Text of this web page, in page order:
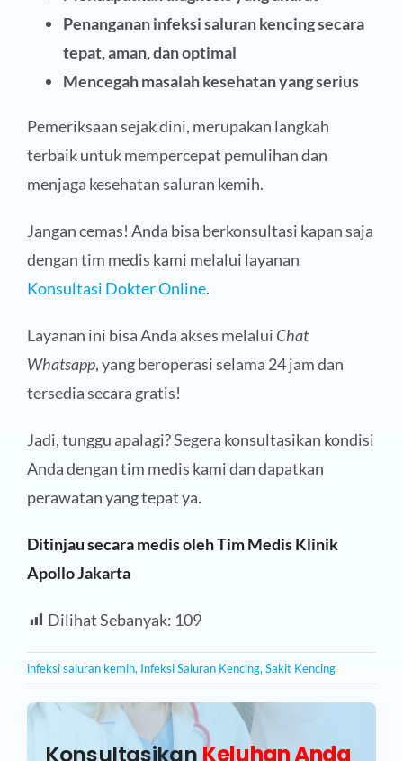
Penanganan infeksi saluran kencing secara
tepat, aman, dan optimal
Mencegah masalah kesehatan yang serius
Pemeriksaan sejak dini, merupakan langkah
terbaik untuk mempercepat pemulihan dan
menjaga kesehatan saluran kemih.
Jangan cemas! Anda bisa berkonsultasi kapan saja
dengan tim medis kami melalui layanan
Konsultasi Dokter Online.
Layanan ini bisa Anda akses melalui Chat
Whatsapp, yang beroperasi selama 24 jam dan
tersedia secara gratis!
Jadi, tunggu apalagi? Segera konsultasikan kondisi
Anda dengan tim medis kami dan dapatkan
perawatan yang tepat ya.
Ditinjau secara medis oleh Tim Medis Klinik
Apollo Jakarta
Dilihat Sebanyak: 109
infeksi saluran kemih, Infeksi Saluran Kencing, Sakit Kencing
Konsultasikan Keluhan Anda